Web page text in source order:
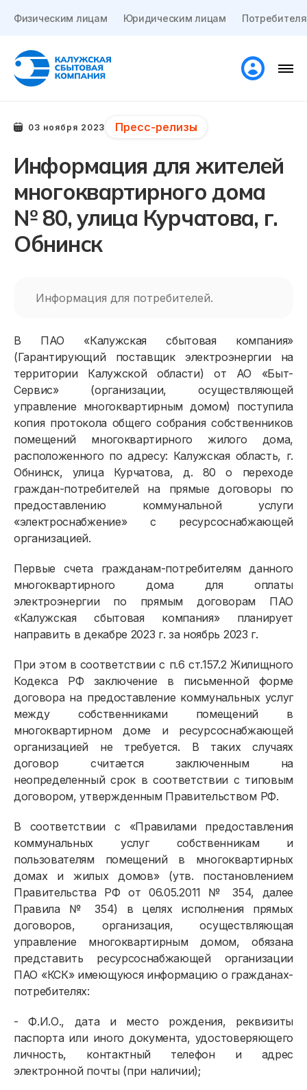
Физическим лицам Юридическим лицам
03 ноября 2023 Пресс-релизы
Информация для жителей
многоквартирного дома
№ 80, улица Курчатова, г.
Обнинск
Информация для потребителей.
В ПАО «Калужская сбытовая компания»
(Гарантирующий поставщик электроэнергии на
территории Калужской области) от АО «Быт-
Сервис» (организации, осуществляющей
управление многоквартирным домом) поступила
копия протокола общего собрания собственников
помещений многоквартирного жилого дома,
расположенного по адресу: Калужская область, г.
Обнинск, улица Курчатова, д. 80 о переходе
граждан-потребителей на прямые договоры по
предоставлению коммунальной услуги
«электроснабжение» с ресурсоснабжающей
организацией.
Первые счета гражданам-потребителям данного
многоквартирного дома для оплаты
электроэнергии по прямым договорам ПАО
«Калужская сбытовая компания» планирует
направить в декабре 2023 г. за ноябрь 2023 г.
При этом в соответствии с п.6 ст.157.2 Жилищного
Кодекса РФ заключение в письменной форме
договора на предоставление коммунальных услуг
между собственниками помещений в
многоквартирном доме и ресурсоснабжающей
организацией не требуется. В таких случаях
договор считается заключенным на
неопределенный срок в соответствии с типовым
договором, утвержденным Правительством РФ.
В соответствии с «Правилами предоставления
коммунальных услуг собственникам и
пользователям помещений в многоквартирных
домах и жилых домов» (утв. постановлением
Правительства РФ от 06.05.2011 № 354, далее
Правила № 354) в целях исполнения прямых
договоров, организация, осуществляющая
управление многоквартирным домом, обязана
представить ресурсоснабжающей организации
ПАО «КСК» имеющуюся информацию о гражданах-
потребителях:
- Ф.И.О., дата и место рождения, реквизиты
паспорта или иного документа, удостоверяющего
личность, контактный телефон и адрес
электронной почты (при наличии);